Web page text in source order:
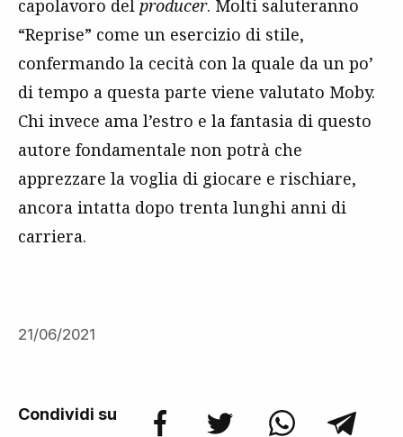
capolavoro del producer. Molti saluteranno
“Reprise” come un esercizio di stile,
confermando la cecità con la quale da un po’
di tempo a questa parte viene valutato Moby.
Chi invece ama l’estro e la fantasia di questo
autore fondamentale non potrà che
apprezzare la voglia di giocare e rischiare,
ancora intatta dopo trenta lunghi anni di
carriera.
21/06/2021
Condividi su